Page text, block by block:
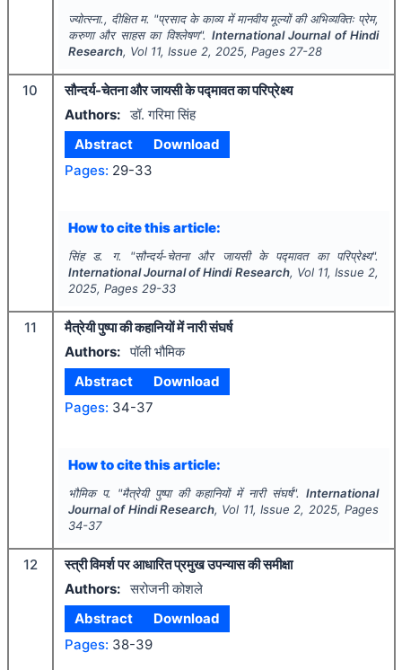
ज्योत्स्ना., दीक्षित म. "प्रसाद के काव्य में मानवीय मूल्यों की अभिव्यक्तिः प्रेम,
करुणा और साहस का विश्लेषण". International Journal of Hindi
Research, Vol 11, Issue 2, 2025, Pages 27-28
10
सौन्दर्य-चेतना और जायसी के पद्मावत का परिप्रेक्ष्य
Authors: डॉ. गरिमा सिंह
Abstract
Download
Pages: 29-33
How to cite this article:
सिंह ड. ग. "सौन्दर्य-चेतना और जायसी के पद्मावत का परिप्रेक्ष्य".
International Journal of Hindi Research, Vol 11, Issue 2,
2025, Pages 29-33
11
मैत्रेयी पुष्पा की कहानियों में नारी संघर्ष
Authors: पॉली भौमिक
Abstract
Download
Pages: 34-37
How to cite this article:
भौमिक प. "मैत्रेयी पुष्पा की कहानियों में नारी संघर्ष".International
Journal of Hindi Research, Vol 11, Issue 2, 2025, Pages
34-37
12
स्त्री विमर्श पर आधारित प्रमुख उपन्यास की समीक्षा
Authors: सरोजनी कोशले
Abstract
Download
Pages: 38-39